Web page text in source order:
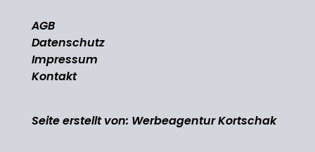
AGB
Datenschutz
Impressum
Kontakt
Seite erstellt von: Werbeagentur Kortschak